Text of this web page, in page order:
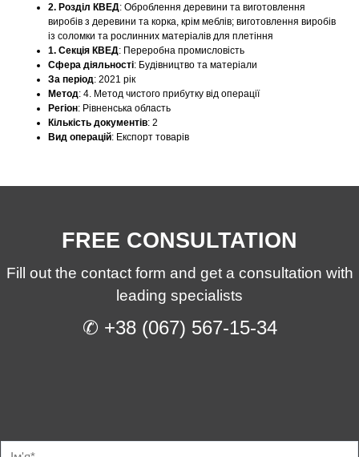
2. Розділ КВЕД:Оброблення деревини та виготовлення
виробів з деревини та корка, крім меблів; виготовлення виробів
із соломки та рослинних матеріалів для плетіння
1. Секція КВЕД: Переробна промисловість
Сфера діяльності: Будівництво та матеріали
За період:2021 рік
Метод:4. Метод чистого прибутку від операції
Регіон: Рівненська область
Кількість документів:2
Вид операцій: Експорт товарів
FREE CONSULTATION
Fill out the contact form and get a consultation with
leading specialists
✆ +38 (067) 567-15-34